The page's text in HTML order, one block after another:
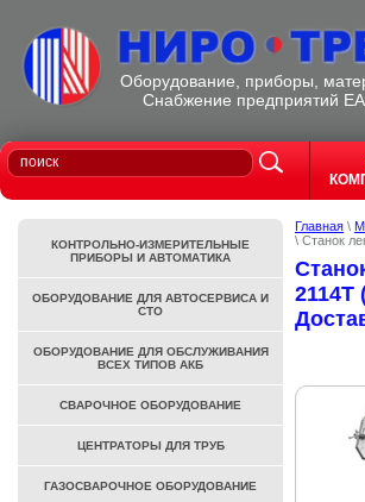
Оборудование, приборы,
Cнабжение предприятий
Главная \
\ Станок
2114T
КОНТРОЛЬНО-ИЗМЕРИТЕЛЬНЫЕ
ПРИБОРЫ И АВТОМАТИКА
ОБОРУДОВАНИЕ ДЛЯ АВТОСЕРВИСА И
СТО
ОБОРУДОВАНИЕ ДЛЯ ОБСЛУЖИВАНИЯ
ВСЕХ ТИПОВ АКБ
СВАРОЧНОЕ ОБОРУДОВАНИЕ
ЦЕНТРАТОРЫ ДЛЯ ТРУБ
ГАЗОСВАРОЧНОЕ ОБОРУДОВАНИЕ